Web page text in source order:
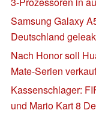
Samsung Galaxy
Deutschland
Nach Honor soll
Mate-Serien
Kassenschlager:
und Mario Kart 8